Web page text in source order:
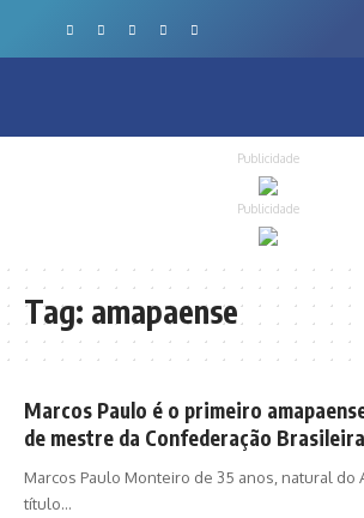
Publicidade
Publicidade
Tag: amapaense
Marcos Paulo é o primeiro
de mestre da Confederação
Marcos Paulo Monteiro de 35 anos, natural do
título…